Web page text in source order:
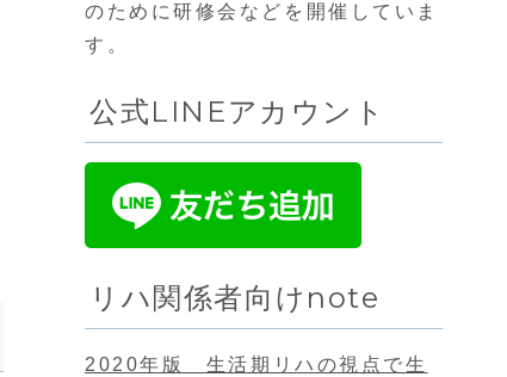
のために研修会などを開催していま
す。
公式LINEアカウント
リハ関係者向けnote
2020年版 生活期リハの視点で生